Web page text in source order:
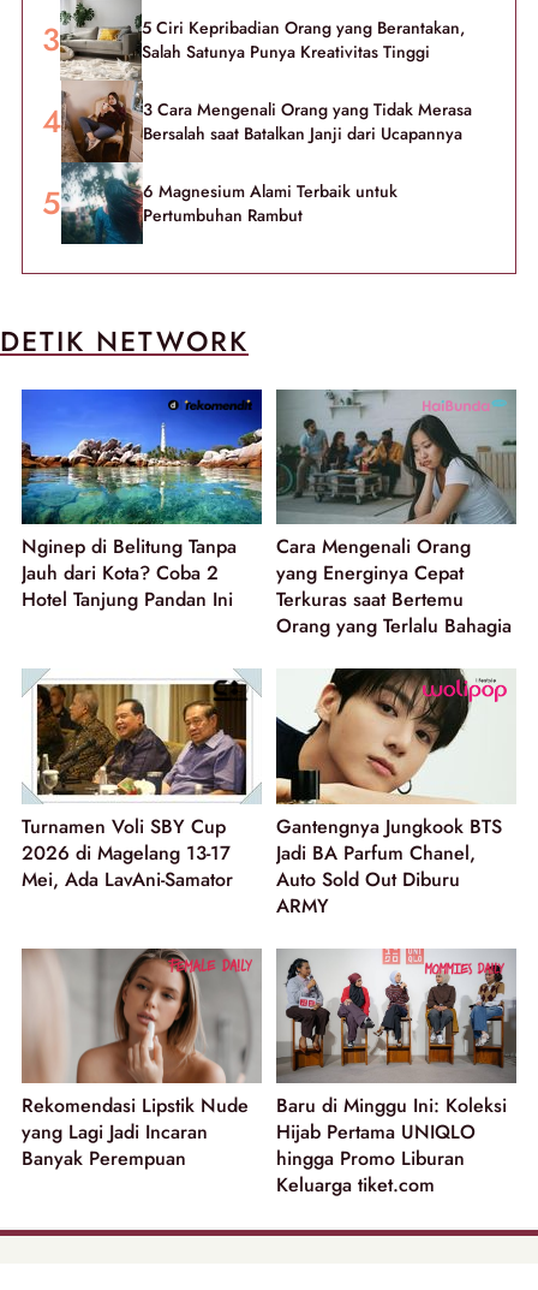
5 Ciri Kepribadian Orang yang Berantakan,
Salah Satunya Punya Kreativitas Tinggi
3 Cara Mengenali Orang yang Tidak Merasa
Bersalah saat Batalkan Janji dari Ucapannya
6 Magnesium Alami Terbaik untuk
Pertumbuhan Rambut
DETIK NETWORK
Nginep di Belitung Tanpa
Jauh dari Kota? Coba 2
Hotel Tanjung Pandan Ini
Cara Mengenali Orang
yang Energinya Cepat
Terkuras saat Bertemu
Orang yang Terlalu Bahagia
Turnamen Voli SBY Cup
2026 di Magelang 13-17
Mei, Ada LavAni-Samator
Gantengnya Jungkook BTS
Jadi BA Parfum Chanel,
Auto Sold Out Diburu
ARMY
Rekomendasi Lipstik Nude
yang Lagi Jadi Incaran
Banyak Perempuan
Baru di Minggu Ini: Koleksi
Hijab Pertama UNIQLO
hingga Promo Liburan
Keluarga tiket.com